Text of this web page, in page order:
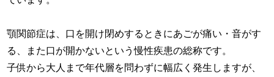
顎関節症は、口を開け閉めするときにあごが痛い・音がす
る、また口が開かないという慢性疾患の総称です。
子供から大人まで年代層を問わずに幅広く発生しますが、